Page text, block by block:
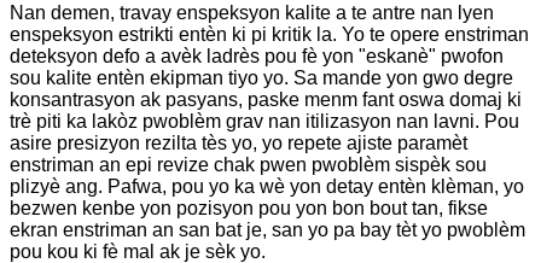
Nan demen, travay enspeksyon kalite a te antre nan lyen
enspeksyon estrikti entèn ki pi kritik la. Yo te opere enstriman
deteksyon defo a avèk ladrès pou fè yon "eskanè" pwofon
sou kalite entèn ekipman tiyo yo. Sa mande yon gwo degre
konsantrasyon ak pasyans, paske menm fant oswa domaj ki
trè piti ka lakòz pwoblèm grav nan itilizasyon nan lavni. Pou
asire presizyon rezilta tès yo, yo repete ajiste paramèt
enstriman an epi revize chak pwen pwoblèm sispèk sou
plizyè ang. Pafwa, pou yo ka wè yon detay entèn klèman, yo
bezwen kenbe yon pozisyon pou yon bon bout tan, fikse
ekran enstriman an san bat je, san yo pa bay tèt yo pwoblèm
pou kou ki fè mal ak je sèk yo.